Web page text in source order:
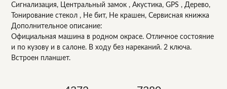
Сигнализация, Центральный замок , Акустика, GPS , Дерево,
Тонирование стекол , Не бит, Не крашен, Сервисная книжка
Дополнительное описание:
Официальная машина в родном окрасе. Отличное состояние
и по кузову и в салоне. В ходу без нареканий. 2 ключа.
Встроен планшет.